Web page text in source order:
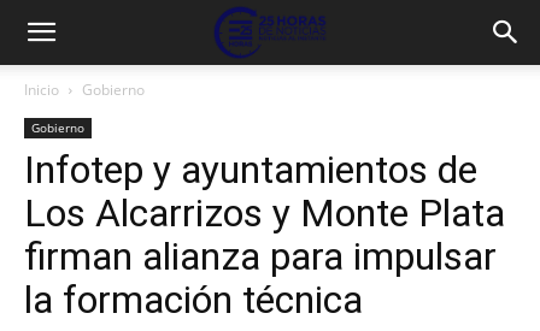
Inicio Gobierno
Gobierno
Infotep y ayuntamientos de
Los Alcarrizos y Monte Plata
firman alianza para impulsar
la formación técnica